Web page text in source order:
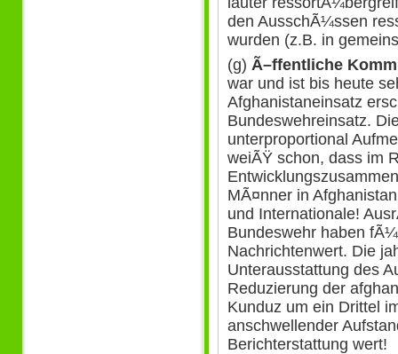
den AusschÃ¼ssen
wurden (z.B. in
(g) Ã–ffentliche
war und ist bis heute
Afghanistaneinsatz
Bundeswehreinsatz.
unterproportional
weiÃŸ schon, dass im
MÃ¤nner in
und Internationale!
Bundeswehr haben
Nachrichtenwert. Die
Unterausstattung des
Reduzierung der
Kunduz um ein Drittel
anschwellender
Berichterstattung wert!